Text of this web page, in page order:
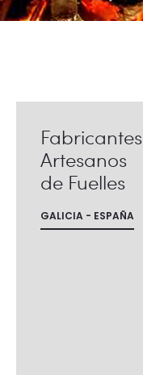
Fabricantes
Artesanos
de Fuelles
GALICIA - ESPAÑA